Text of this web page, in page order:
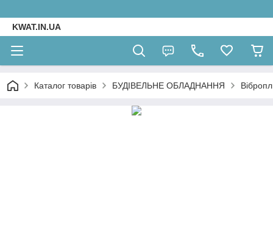
KWAT.IN.UA
Каталог товарів БУДІВЕЛЬНЕ ОБЛАДНАННЯ